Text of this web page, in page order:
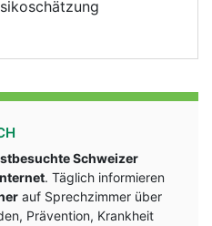
Schweizer
. Täglich informieren
auf Sprechzimmer über
Prävention, Krankheit